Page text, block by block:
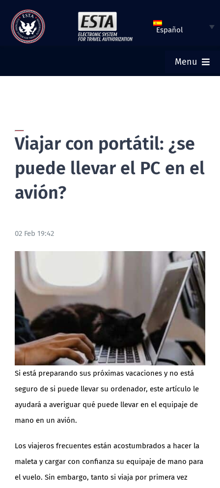
contenido
Español
Menu
VERIFICAR ESTATUS DE ESTA
VISA TURÍSTICA
BLOG
Viajar con portátil: ¿se
puede llevar el PC en el
avión?
02 Feb 19:42
Si está preparando sus próximas vacaciones y no está
seguro de si puede llevar su ordenador, este artículo le
ayudará a averiguar qué puede llevar en el equipaje de
mano en un avión.
Los viajeros frecuentes están acostumbrados a hacer la
maleta y cargar con confianza su equipaje de mano para
el vuelo. Sin embargo, tanto si viaja por primera vez